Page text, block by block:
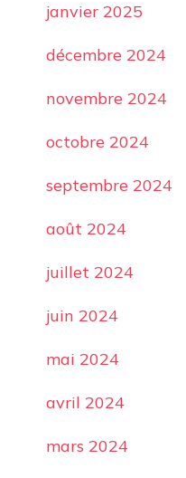
janvier 2025
décembre 2024
novembre 2024
octobre 2024
septembre 2024
août 2024
juillet 2024
juin 2024
mai 2024
avril 2024
mars 2024